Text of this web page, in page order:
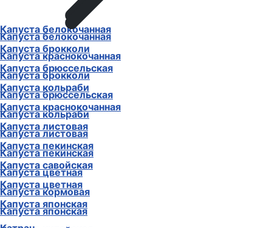
Капуста белокочанная
Капуста брокколи
Капуста брюссельская
Капуста кольраби
Капуста краснокочанная
Капуста листовая
Капуста пекинская
Капуста савойская
Капуста цветная
Капуста японская
Капуста белокочанная
Капуста краснокочанная
Капуста брокколи
Капуста брюссельская
Капуста кольраби
Капуста листовая
Капуста пекинская
Капуста цветная
Капуста кормовая
Капуста японская